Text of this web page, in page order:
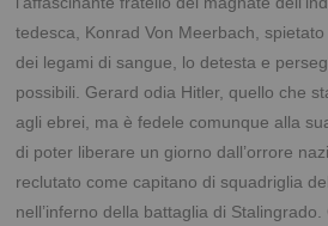
tedesca, Konrad Von Meerbach,
dei legami di sangue, lo detesta e
possibili. Gerard odia Hitler, quello che
agli ebrei, ma è fedele comunque alla
di poter liberare un giorno dall’orrore
reclutato come capitano di squadriglia
nell’inferno della battaglia di